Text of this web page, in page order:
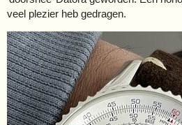
veel plezier heb gedragen.